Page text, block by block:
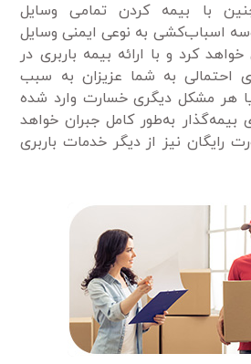
با بیمه کردن تمامی وسایل
اسباب‌کشی به نوعی ایمنی وسایل
کرد و با ارائه بیمه باربری در
احتمالی به شما عزیزان به سبب
هر مشکل دیگری خسارت وارد شده
به‌طور کامل جبران خواهد
رایگان نیز از دیگر خدمات باربری